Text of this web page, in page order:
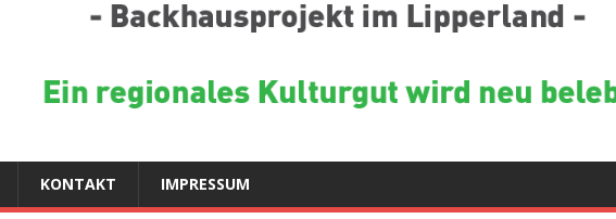
KONTAKT IMPRESSUM